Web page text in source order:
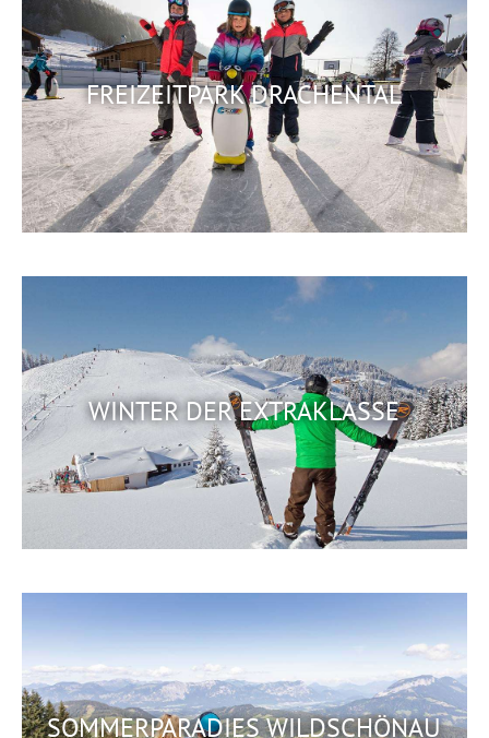
FREIZEITPARK DRACHENTAL
WINTER DER EXTRAKLASSE
SOMMERPARADIES WILDSCHÖNAU